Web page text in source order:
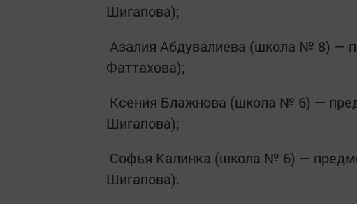
Шигапова);
Азалия Абдувалиева (школа № 8) —
Фаттахова);
Ксения Блажнова (школа № 6) —
Шигапова);
Софья Калинка (школа № 6) —
Шигапова).